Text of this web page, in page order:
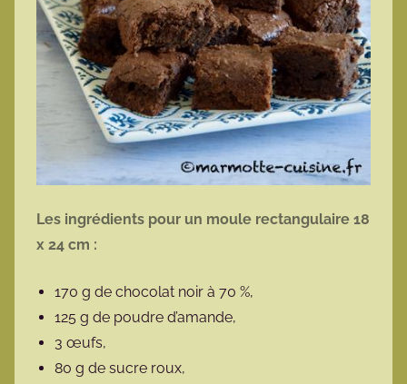
Les ingrédients pour un moule rectangulaire 18
x 24 cm :
170 g de chocolat noir à 70 %,
125 g de poudre d’amande,
3 œufs,
80 g de sucre roux,